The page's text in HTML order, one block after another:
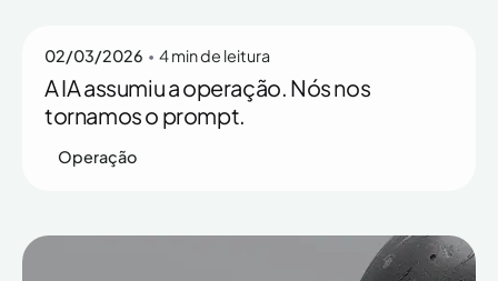
02/03/2026 4 min de leitura
A IA assumiu a operação. Nós nos
tornamos o prompt.
Operação